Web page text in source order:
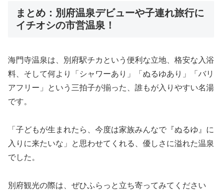
まとめ：別府温泉デビューや子連れ旅行に
イチオシの市営温泉！
海門寺温泉は、別府駅チカという便利な立地、格安な入浴
料、そして何より「シャワーあり」「ぬるゆあり」「バリ
アフリー」という三拍子が揃った、誰もが入りやすい名湯
です。
「子どもが生まれたら、今度は家族みんなで『ぬるゆ』に
入りに来たいな」と思わせてくれる、優しさに溢れた温泉
でした。
別府観光の際は、ぜひふらっと立ち寄ってみてください